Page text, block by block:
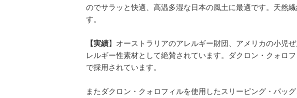
のでサラッと快適、高温多湿な日本の風土に最適です。天然
す。
【実績】オーストラリアのアレルギー財団、アメリカの小児
レルギー性素材として絶賛されています。ダクロン・クォロ
で採用されています。
またダクロン・クォロフィルを使用したスリーピング・パッ